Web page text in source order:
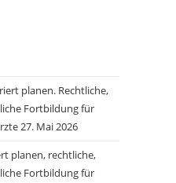
planen. Rechtliche,
Fortbildung für
27. Mai 2026
planen, rechtliche,
Fortbildung für